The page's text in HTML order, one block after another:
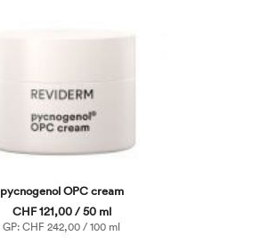
pycnogenol OPC cream
CHF 121,00 / 50 ml
GP: CHF 242,00 / 100 ml